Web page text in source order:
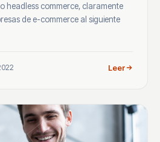
headless commerce, claramente
de e-commerce al siguiente
Leer